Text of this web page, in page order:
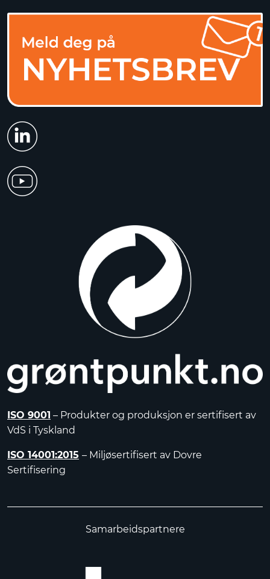
ISO 9001 – Produkter og produksjon er sertifisert av
VdS i Tyskland
ISO 14001:2015 – Miljøsertifisert av Dovre
Sertifisering
Samarbeidspartnere